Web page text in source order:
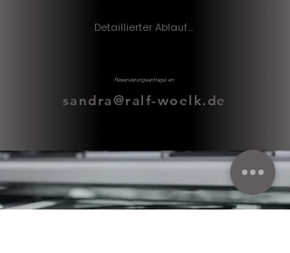
Detaillierter Ablauf...
Reservierungsanfrage an:
sandra@ralf-woelk.de